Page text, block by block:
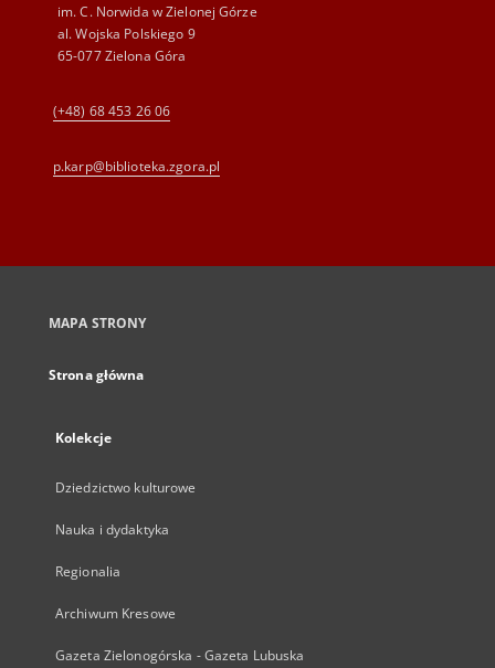
im. C. Norwida w Zielonej Górze
al. Wojska Polskiego 9
65-077 Zielona Góra
(+48) 68 453 26 06
p.karp@biblioteka.zgora.pl
MAPA STRONY
Strona główna
Kolekcje
Dziedzictwo kulturowe
Nauka i dydaktyka
Regionalia
Archiwum Kresowe
Gazeta Zielonogórska - Gazeta Lubuska